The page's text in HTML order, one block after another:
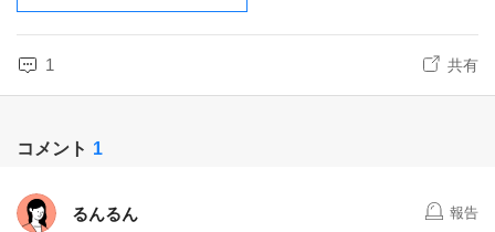
1 共有
コメント 1
るんるん 報告